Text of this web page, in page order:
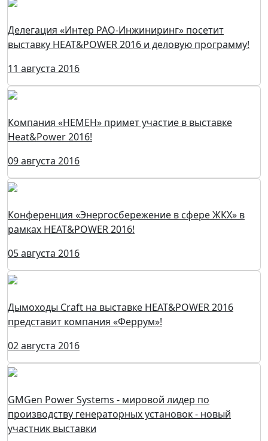
Делегация «Интер РАО-Инжиниринг» посетит
выставку HEAT&POWER 2016 и деловую программу!
11 августа 2016
Компания «НЕМЕН» примет участие в выставке
Heat&Power 2016!
09 августа 2016
Конференция «Энергосбережение в сфере ЖКХ» в
рамках HEAT&POWER 2016!
05 августа 2016
Дымоходы Craft на выставке HEAT&POWER 2016
представит компания «Феррум»!
02 августа 2016
GMGen Power Systems - мировой лидер по
производству генераторных установок - новый
участник выставки